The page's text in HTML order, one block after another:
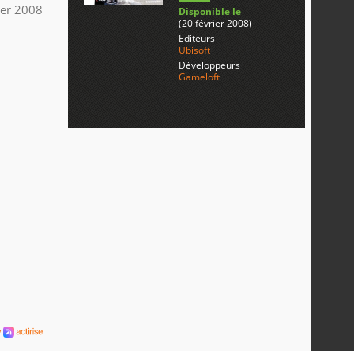
2008
Disponible le
(20 février 2008)
Editeurs
Ubisoft
Développeurs
Gameloft